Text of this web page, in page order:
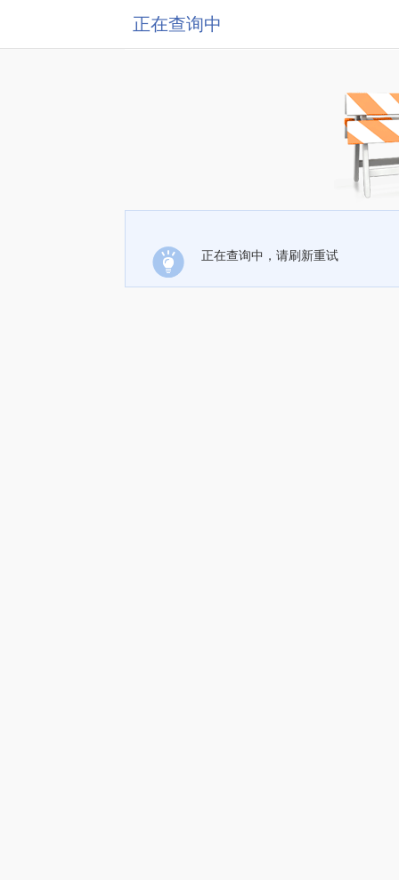
正在查询中
正在查询中，请刷新重试